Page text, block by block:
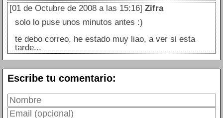
[01 de Octubre de 2008 a las 15:16] Zifra
solo lo puse unos minutos antes :)
te debo correo, he estado muy liao, a ver si esta
tarde...
Escribe tu comentario: